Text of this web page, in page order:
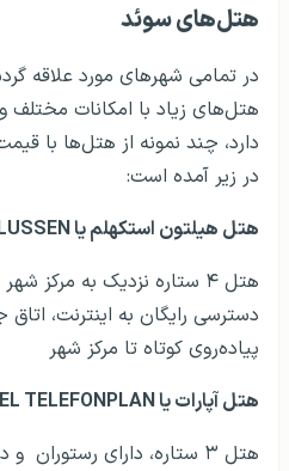
هتل‌های سوئد
در تمامی شهرهای مورد علاقه
هتل‌های زیاد با امکانات
دارد، چند نمونه از هتل‌ها با
در زیر آمده است:
هتل هیلتون استکهلم یا
هتل ۴ ستاره نزدیک به مرکز
دسترسی رایگان به اینترنت، اتاق
پیاده‌روی کوتاه تا مرکز شهر
هتل آپارات یاTELEFONPLAN
هتل ۳ ستاره، دارای